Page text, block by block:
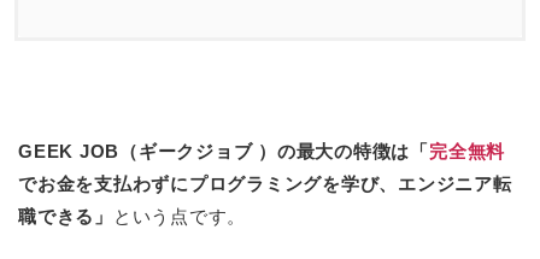
GEEK JOB（ギークジョブ ）の最大の特徴は「完全無料
でお金を支払わずにプログラミングを学び、エンジニア転
職できる」
という点です。